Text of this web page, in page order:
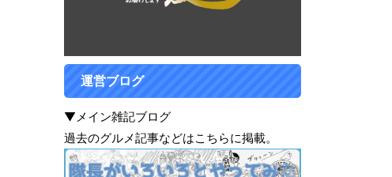
運営ブログ
▼メイン雑記ブログ
過去のグルメ記事などはこちらに掲載。